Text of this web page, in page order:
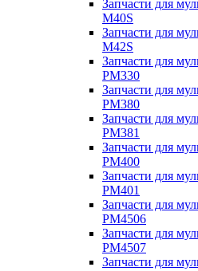
Запчасти для
M40S
Запчасти для
M42S
Запчасти для
PM330
Запчасти для
PM380
Запчасти для
PM381
Запчасти для
PM400
Запчасти для
PM401
Запчасти для
PM4506
Запчасти для
PM4507
Запчасти для